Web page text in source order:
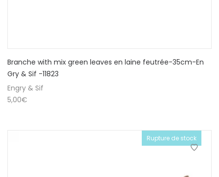
Branche with mix green leaves en laine feutrée-35cm-En
Gry & Sif -11823
Engry & Sif
5,00€
Rupture de stock